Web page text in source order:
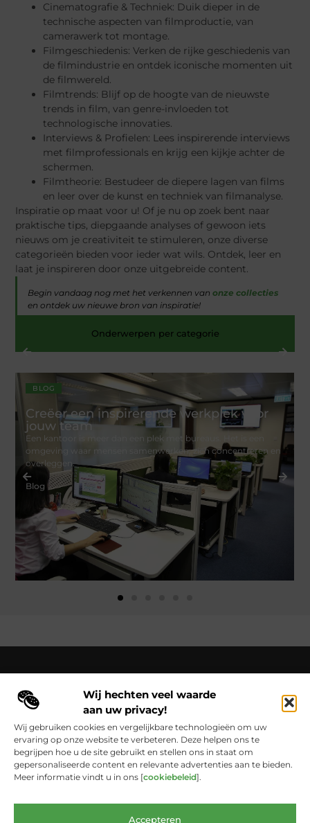
Wij hechten veel waarde
aan uw privacy!
Wij gebruiken cookies en vergelijkbare technologieën om uw
ervaring op onze website te verbeteren. Deze helpen ons te
begrijpen hoe u de site gebruikt en stellen ons in staat om
gepersonaliseerde content en relevante advertenties aan te bieden.
Meer informatie vindt u in ons [cookiebeleid].
Accepteren
Cinematografie & Techniek: Duik dieper in de
technische aspecten van filmproductie, van
camerawerk tot montage.
Filmgeschiedenis: Verken de rijke geschiedenis van
de filmindustrie en ontdek iconische momenten uit
de filmwereld.
Filmtrends: Blijf op de hoogte van de nieuwste
trends in film, van genre-invloeden tot
technologische innovaties.
Interviews & Profielen: Lees inspirerende interviews
met filmprofessionals en krijg een kijkje achter de
schermen.
Filmtheorie: Bestudeer de diepere lagen van films
en leer over de kunst en techniek van filmanalyse.
Inspiratie op maat voor u! Of je nu op zoek bent naar
praktische tips, diepgaande analyses of gewoon iets
nieuws om je creativiteit te stimuleren, onze diverse
categorieën bieden voor ieder wat wils. Ontdek, leer en
laat je inspireren door onze uitgebreide content.
Begin vandaag nog met het verkennen vanonze collecties
en ontdek uw nieuwe bron van inspiratie!
Onderwerpen per categorie
BLOG
Creëer een inspirerende werkplek voor
jouw team
Een kantoor is meer dan een plek met bureaus. Het is een
omgeving waar mensen samenwerken, zich concentreren en
overleggen.
Blog
Over Cloaca de Film
Cloacadefilm.nl – Een wereld van inspiratie, vastgelegd in
woorden en beelden.
Verken onze blogs en artikelen die het
dagelijks leven vastleggen en in een nieuw licht zetten.
Bericht categorie